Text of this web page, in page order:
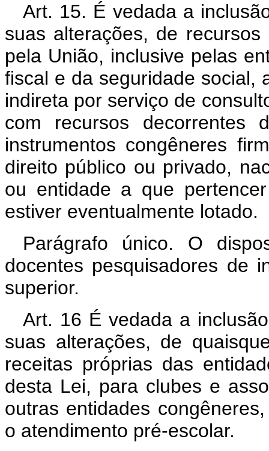
Art. 15. É vedada a
suas alterações, de
pela União, inclusive pelas
fiscal e da seguridade social,
indireta por serviço de
com recursos decorrentes
instrumentos congêneres
direito público ou privado,
ou entidade a que
estiver eventualmente lotado.
Parágrafo único. O
docentes pesquisadores de
superior.
Art. 16 É vedada a
suas alterações, de
receitas próprias das
desta Lei, para clubes e
outras entidades
o atendimento pré-escolar.